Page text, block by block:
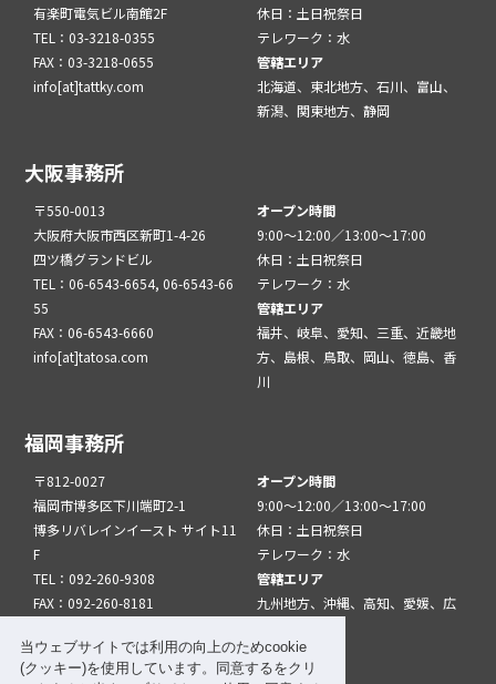
当ウェブサイトでは利用の向上のためcookie
(クッキー)を使用しています。同意するをクリ
有楽町電気ビル南館2F
TEL：03-3218-0355
FAX：03-3218-0655
info[at]tattky.com
休日：土日祝祭日
テレワーク：水
管轄エリア
北海道、東北地方、石川、富山、
新潟、関東地方、静岡
大阪事務所
〒550-0013
大阪府大阪市西区新町1-4-26
四ツ橋グランドビル
TEL：06-6543-6654, 06-6543-66
55
FAX：06-6543-6660
info[at]tatosa.com
オープン時間
9:00～12:00／13:00～17:00
休日：土日祝祭日
テレワーク：水
管轄エリア
福井、岐阜、愛知、三重、近畿地
方、島根、鳥取、岡山、徳島、香
川
福岡事務所
〒812-0027
福岡市博多区下川端町2-1
博多リバレインイースト サイト11
F
TEL：092-260-9308
FAX：092-260-8181
オープン時間
9:00～12:00／13:00～17:00
休日：土日祝祭日
テレワーク：水
管轄エリア
九州地方、沖縄、高知、愛媛、広